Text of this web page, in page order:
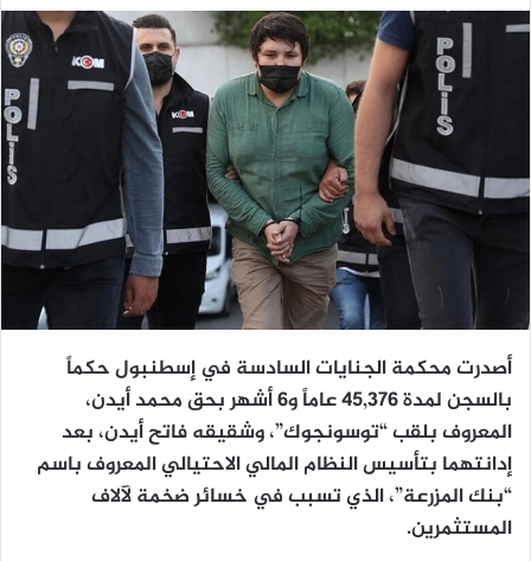
أصدرت محكمة الجنايات السادسة في إسطنبول حكماً
بالسجن لمدة 45,376 عاماً و6 أشهر بحق محمد أيدن،
المعروف بلقب “توسونجوك”، وشقيقه فاتح أيدن، بعد
إدانتهما بتأسيس النظام المالي الاحتيالي المعروف باسم
“بنك المزرعة”، الذي تسبب في خسائر ضخمة لآلاف
المستثمرين.